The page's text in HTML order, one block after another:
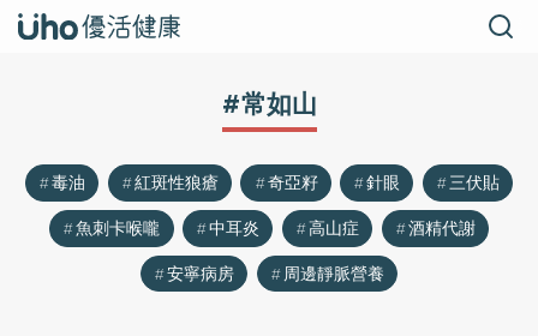
#常如山
毒油 紅斑性狼瘡 奇亞籽 針眼
三伏貼
魚刺卡喉嚨
中耳炎 高山症
酒精代謝
安寧病房
周邊靜脈營養